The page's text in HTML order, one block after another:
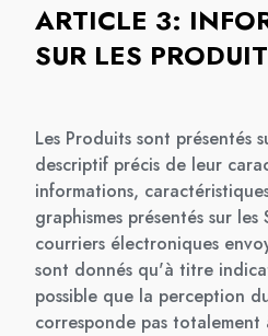
ARTICLE 3:
SUR LES
Les Produits sont présentés
descriptif précis de leur
informations,
graphismes présentés sur les
courriers électroniques
sont donnés qu'à titre
possible que la perception
corresponde pas